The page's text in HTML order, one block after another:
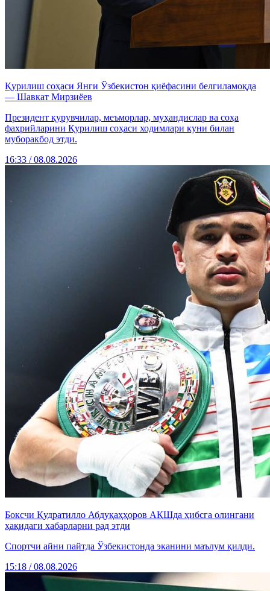
Қурилиш соҳаси Янги Ўзбекистон қиёфасини белгиламоқда
— Шавкат Мирзиёев
Президент қурувчилар, меъморлар, муҳандислар ва соҳа
фахрийларини Қурилиш соҳаси ходимлари куни билан
муборакбод этди.
16:33 / 08.08.2026
Боксчи Қудратилло Абдуқаҳҳоров АҚШда ҳибсга олингани
ҳақидаги хабарларни рад этди
Спортчи айни пайтда Ўзбекистонда эканини маълум қилди.
15:18 / 08.08.2026